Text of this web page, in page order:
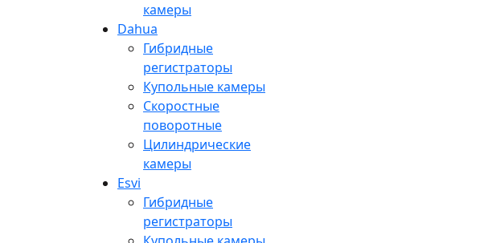
камеры
Dahua
Гибридные
регистраторы
Купольные камеры
Скоростные
поворотные
Цилиндрические
камеры
Esvi
Гибридные
регистраторы